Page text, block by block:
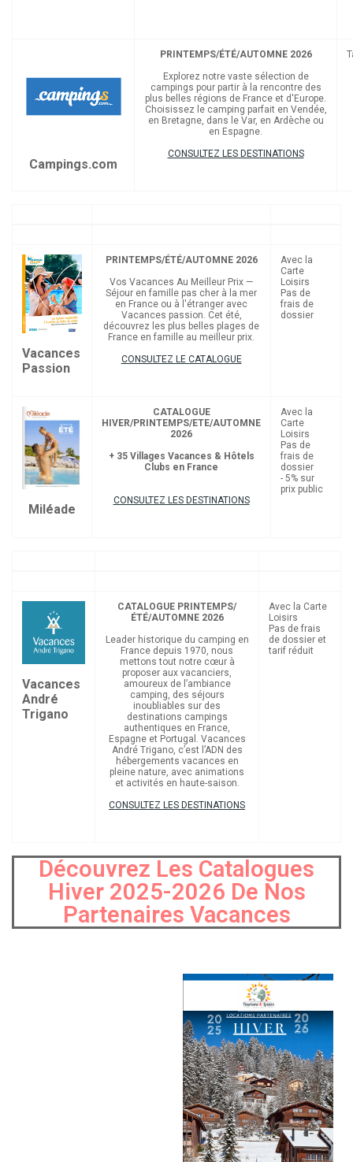
Campings.com
PRINTEMPS/ÉTÉ/AUTOMNE 2026
Explorez notre vaste sélection de
campings pour partir à la rencontre des
plus belles régions de France et d'Europe.
Choisissez le camping parfait en Vendée,
en Bretagne, dans le Var, en Ardèche ou
en Espagne.
CONSULTEZ LES DESTINATIONS
Vacances
Passion
PRINTEMPS/ÉTÉ/AUTOMNE 2026
Vos Vacances Au Meilleur Prix —
Séjour en famille pas cher à la mer
en France ou à l'étranger avec
Vacances passion. Cet été,
découvrez les plus belles plages de
France en famille au meilleur prix.
CONSULTEZ LE CATALOGUE
Avec la
Carte
Loisirs
Pas de
frais de
dossier
Miléade
CATALOGUE
HIVER/PRINTEMPS/ETE/AUTOMNE
2026
+ 35 Villages Vacances & Hôtels
Clubs en France
CONSULTEZ LES DESTINATIONS
Avec la
Carte
Loisirs
Pas de
frais de
dossier
- 5% sur
prix public
Vacances
André
Trigano
CATALOGUE PRINTEMPS/
ÉTÉ/AUTOMNE 2026
Leader historique du camping en
France depuis 1970, nous
mettons tout notre cœur à
proposer aux vacanciers,
amoureux de l’ambiance
camping, des séjours
inoubliables sur des
destinations campings
authentiques en France,
Espagne et Portugal. Vacances
André Trigano, c’est l’ADN des
hébergements vacances en
pleine nature, avec animations
et activités en haute-saison.
CONSULTEZ LES DESTINATIONS
Avec la Carte
Loisirs
Pas de frais
de dossier et
tarif réduit
Découvrez Les Catalogues
Hiver 2025-2026 De Nos
Partenaires Vacances